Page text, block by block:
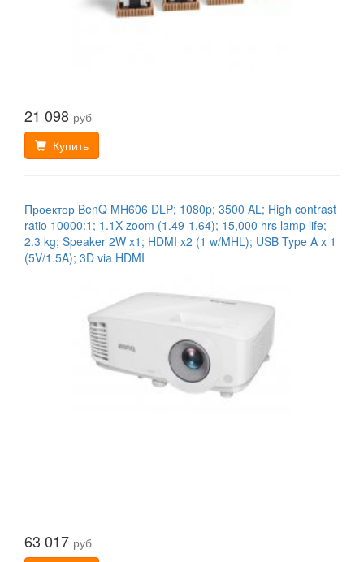
21 098 руб
Купить
Проектор BenQ MH606 DLP; 1080p; 3500 AL; High contrast
ratio 10000:1; 1.1X zoom (1.49-1.64); 15,000 hrs lamp life;
2.3 kg; Speaker 2W x1; HDMI x2 (1 w/MHL); USB Type A x 1
(5V/1.5A); 3D via HDMI
63 017 руб